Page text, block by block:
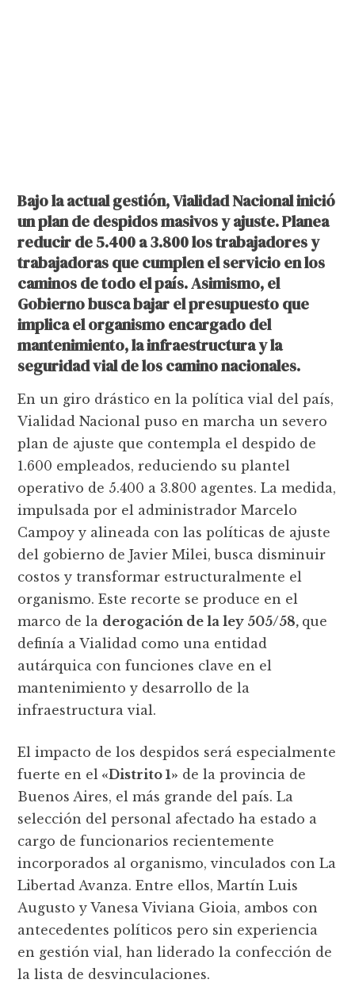
Bajo la actual gestión, Vialidad Nacional inició
un plan de despidos masivos y ajuste. Planea
reducir de 5.400 a 3.800 los trabajadores y
trabajadoras que cumplen el servicio en los
caminos de todo el país. Asimismo, el
Gobierno busca bajar el presupuesto que
implica el organismo encargado del
mantenimiento, la infraestructura y la
seguridad vial de los camino nacionales.
En un giro drástico en la política vial del país,
Vialidad Nacional puso en marcha un severo
plan de ajuste que contempla el despido de
1.600 empleados, reduciendo su plantel
operativo de 5.400 a 3.800 agentes. La medida,
impulsada por el administrador Marcelo
Campoy y alineada con las políticas de ajuste
del gobierno de Javier Milei, busca disminuir
costos y transformar estructuralmente el
organismo. Este recorte se produce en el
marco de la derogación de la ley 505/58, que
definía a Vialidad como una entidad
autárquica con funciones clave en el
mantenimiento y desarrollo de la
infraestructura vial.
El impacto de los despidos será especialmente
fuerte en el «Distrito 1» de la provincia de
Buenos Aires, el más grande del país. La
selección del personal afectado ha estado a
cargo de funcionarios recientemente
incorporados al organismo, vinculados con La
Libertad Avanza. Entre ellos, Martín Luis
Augusto y Vanesa Viviana Gioia, ambos con
antecedentes políticos pero sin experiencia
en gestión vial, han liderado la confección de
la lista de desvinculaciones.